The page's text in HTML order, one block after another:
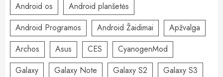
Android os
Android planšetės
Android Programos
Android Žaidimai
Apžvalga
Archos
Asus CES
CyanogenMod
Galaxy
Galaxy Note Galaxy S2
Galaxy S3